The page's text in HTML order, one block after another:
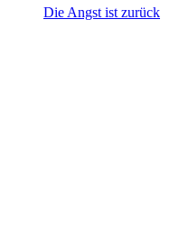
Die Angst ist zurück